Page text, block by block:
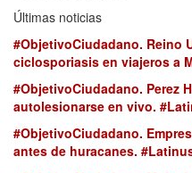
Últimas noticias
#ObjetivoCiudadano. Reino
ciclosporiasis en viajeros a
#ObjetivoCiudadano. Perez
autolesionarse en vivo.
#ObjetivoCiudadano.
antes de huracanes.